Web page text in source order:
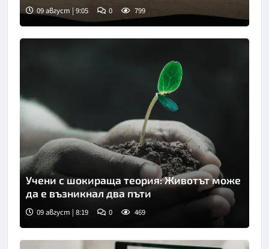
09 август | 9:05 0 799
Снимка: Пиксабей
Учени с шокираща теория: Животът може
да е възникнал два пъти
09 август | 8:19 0 469